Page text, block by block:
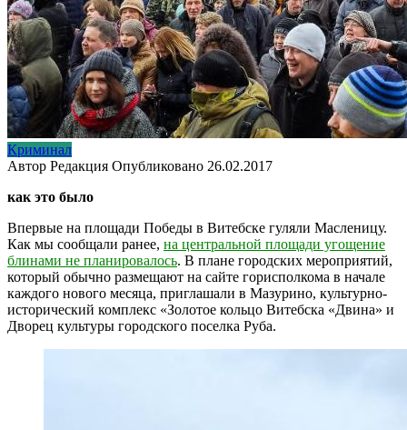
Криминал
Автор Редакция Опубликовано 26.02.2017
как это было
Впервые на площади Победы в Витебске гуляли Масленицу.
Как мы сообщали ранее, на центральной площади угощение
блинами не планировалось. В плане городских мероприятий,
который обычно размещают на сайте горисполкома в начале
каждого нового месяца, приглашали в Мазурино, культурно-
исторический комплекс «Золотое кольцо Витебска «Двина» и
Дворец культуры городского поселка Руба.